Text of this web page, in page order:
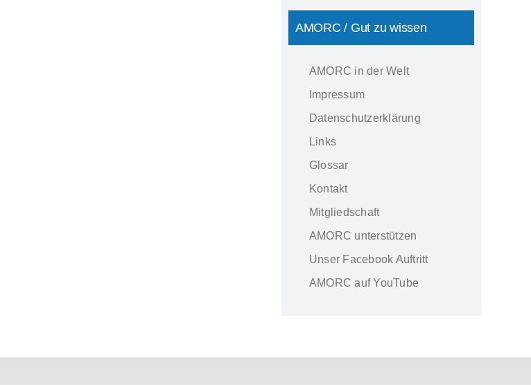
AMORC / Gut zu wissen
AMORC in der Welt
Impressum
Datenschutzerklärung
Links
Glossar
Kontakt
Mitgliedschaft
AMORC unterstützen
Unser Facebook Auftritt
AMORC auf YouTube